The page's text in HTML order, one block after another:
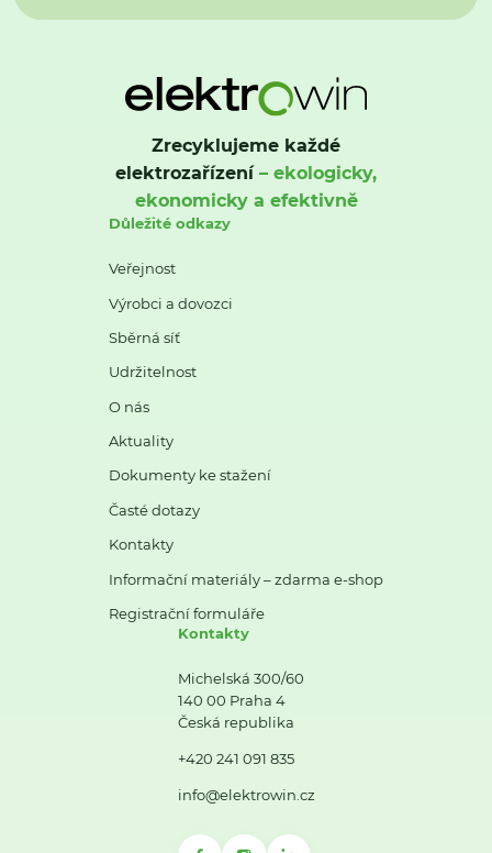
Zrecyklujeme každé
elektrozařízení– ekologicky,
ekonomicky a efektivně
Důležité odkazy
Veřejnost
Výrobci a dovozci
Sběrná síť
Udržitelnost
O nás
Aktuality
Dokumenty ke stažení
Časté dotazy
Kontakty
Informační materiály – zdarma e-shop
Registrační formuláře
Kontakty
Michelská 300/60
140 00 Praha 4
Česká republika
+420 241 091 835
info@elektrowin.cz